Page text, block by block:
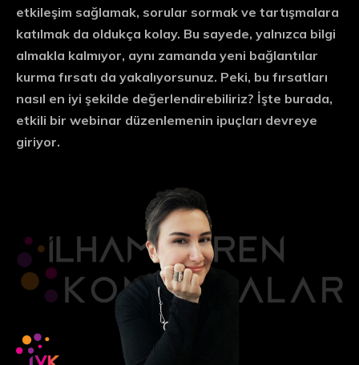
etkileşim sağlamak, sorular sormak ve tartışmalara
katılmak da oldukça kolay. Bu sayede, yalnızca bilgi
almakla kalmıyor, aynı zamanda yeni bağlantılar
kurma fırsatı da yakalıyorsunuz. Peki, bu fırsatları
nasıl en iyi şekilde değerlendirebiliriz? İşte burada,
etkili bir webinar düzenlemenin ipuçları devreye
giriyor.